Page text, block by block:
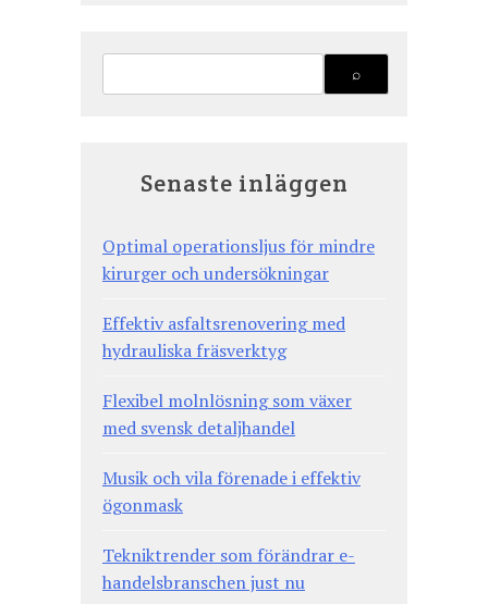
Senaste inläggen
Optimal operationsljus för mindre
kirurger och undersökningar
Effektiv asfaltsrenovering med
hydrauliska fräsverktyg
Flexibel molnlösning som växer
med svensk detaljhandel
Musik och vila förenade i effektiv
ögonmask
Tekniktrender som förändrar e-
handelsbranschen just nu